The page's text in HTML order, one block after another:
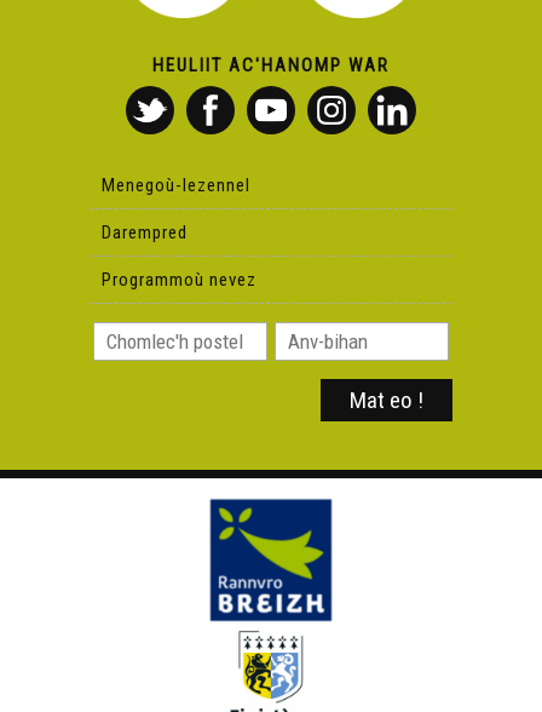
HEULIIT AC'HANOMP WAR
Menegoù-lezennel
Darempred
Programmoù nevez